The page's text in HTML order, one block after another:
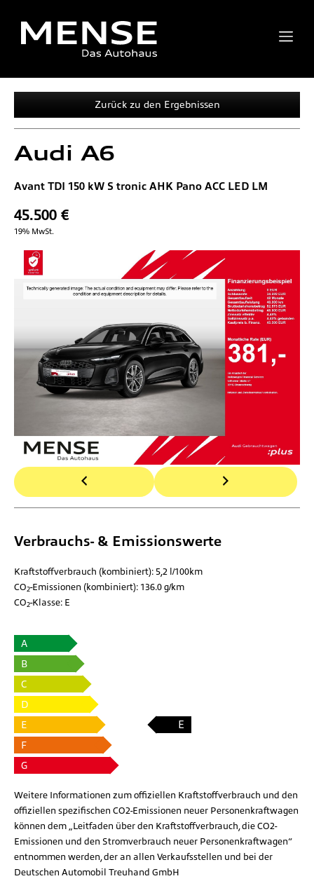
Zurück zu den Ergebnissen
Audi A6
Avant TDI 150 kW S tronic AHK Pano ACC LED LM
45.500 €
19% MwSt.
Verbrauchs- & Emissionswerte
Kraftstoffverbrauch (kombiniert): 5,2 l/100km
CO2-Emissionen (kombiniert): 136.0 g/km
CO2-Klasse: E
A
B
C
D
E
E
F
G
Weitere Informationen zum offiziellen Kraftstoffverbrauch und den
offiziellen spezifischen CO2-Emissionen neuer Personenkraftwagen
können dem „Leitfaden über den Kraftstoffverbrauch, die CO2-
Emissionen und den Stromverbrauch neuer Personenkraftwagen“
entnommen werden, der an allen Verkaufsstellen und bei der
Deutschen Automobil Treuhand GmbH